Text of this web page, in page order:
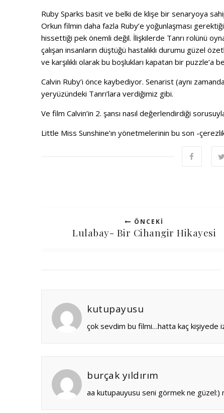
Ruby Sparks basit ve belki de klişe bir senaryoya
Orkun filmin daha fazla Ruby’e yoğunlaşması
hissettiği pek önemli değil. İlişkilerde Tanrı rolünü
çalışan insanların düştüğü hastalıklı durumu güzel
ve karşılıklı olarak bu boşlukları kapatan bir puzzle’a
Calvin Ruby’i önce kaybediyor. Senarist (aynı
yeryüzündeki Tanrı’lara verdiğimiz gibi.
Ve film Calvin’in 2. şansı nasıl değerlendirdiği
Little Miss Sunshine’ın yönetmelerinin bu son -
ÖNCEKI
Lulabay- Bir Cihangir Hikayesi
kutupayusu
çok sevdim bu filmi…hatta kaç kişiyede
burçak yıldırım
aa kutupauyusu seni görmek ne güzel:)